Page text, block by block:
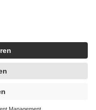
um echte Bewertungen
4419944605341
künstlicher